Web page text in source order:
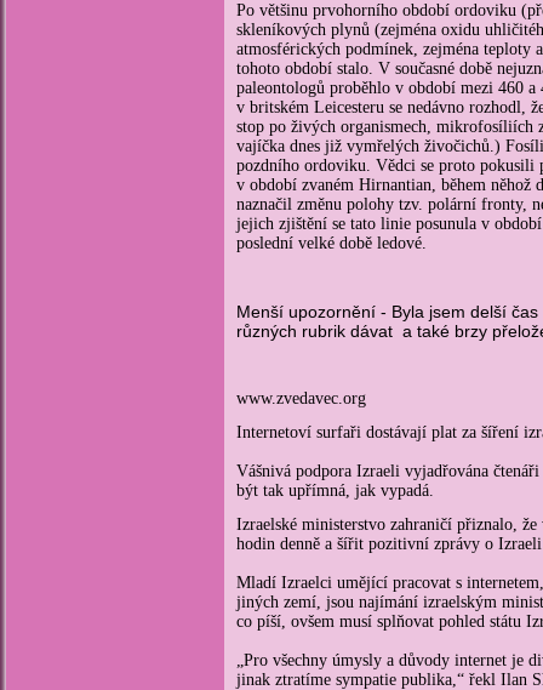
Po většinu prvohorního období ordoviku
skleníkových plynů (zejména oxidu
atmosférických podmínek, zejména teploty
tohoto období stalo. V současné době
paleontologů proběhlo v období mezi 460 a
v britském Leicesteru se nedávno rozhodl,
stop po živých organismech, mikrofosíliích
vajíčka dnes již vymřelých živočichů.)
pozdního ordoviku. Vědci se proto
v období zvaném Hirnantian, během
naznačil změnu polohy tzv. polární fronty,
jejich zjištění se tato linie posunula v
poslední velké době ledové.
Menší upozornění - Byla jsem delší
různých rubrik dávat a také brzy
www.zvedavec.org
Internetoví surfaři dostávají plat za šíření
Vášnivá podpora Izraeli vyjadřována
být tak upřímná, jak vypadá.
Izraelské ministerstvo zahraničí přiznalo,
hodin denně a šířit pozitivní zprávy o
Mladí Izraelci umějící pracovat s
jiných zemí, jsou najímání izraelským
co píší, ovšem musí splňovat pohled státu
„Pro všechny úmysly a důvody internet je
jinak ztratíme sympatie publika,“ řekl Ilan